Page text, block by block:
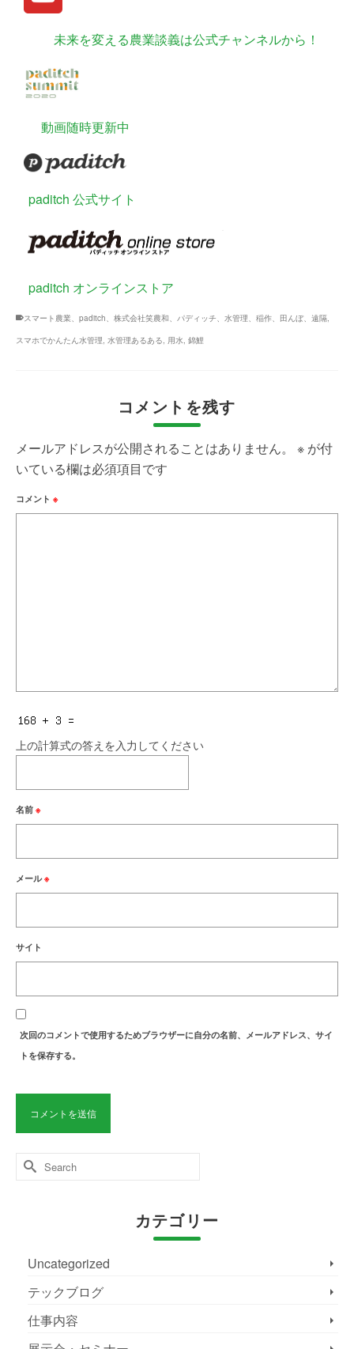
未来を変える農業談義は公式チャンネルから！
動画随時更新中
paditch 公式サイト
paditch オンラインストア
スマート農業、paditch、株式会社笑農和、パディッチ、水管理、稲作、田んぼ、遠隔,
スマホでかんたん水管理, 水管理あるある, 用水, 錦鯉
コメントを残す
メールアドレスが公開されることはありません。 ※ が付
いている欄は必須項目です
コメント ※
上の計算式の答えを入力してください
名前 ※
メール※
サイト
次回のコメントで使用するためブラウザーに自分の名前、メールアドレス、サイ
トを保存する。
Search
for:
カテゴリー
Uncategorized
テックブログ
仕事内容